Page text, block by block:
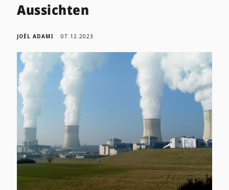
Aussichten
JOËL ADAMI 07.12.2023